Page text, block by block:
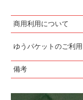
商用利用について
ゆうパケットのご利用
備考